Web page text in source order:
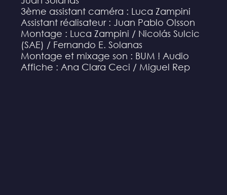
3ème assistant caméra : Luca Zampini
Assistant réalisateur : Juan Pablo Olsson
Montage : Luca Zampini / Nicolás Sulcic
(SAE) / Fernando E. Solanas
Montage et mixage son : BUM ! Audio
Affiche : Ana Clara Ceci / Miguel Rep